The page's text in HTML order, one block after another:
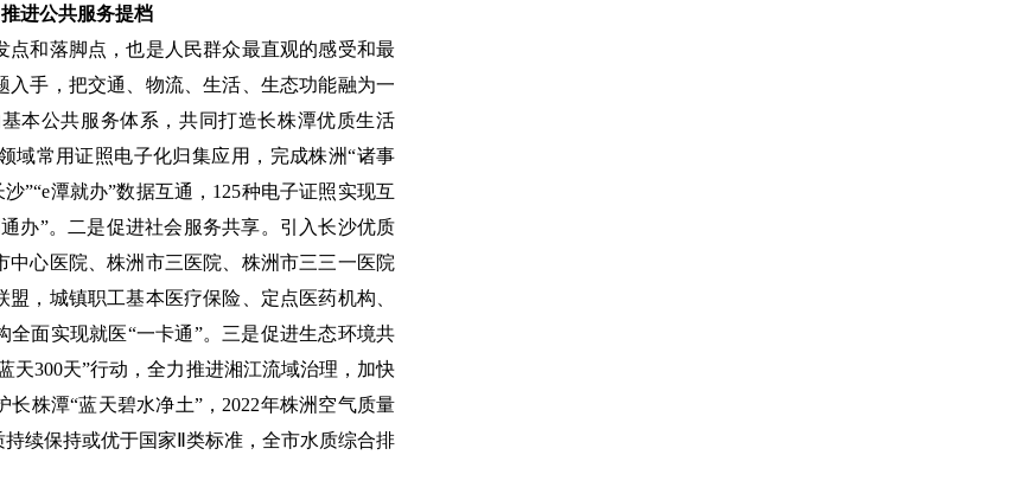
进公共服务提档
和落脚点，也是人民群众最直观的感受和最
手，把交通、物流、生活、生态功能融为一
本公共服务体系，共同打造长株潭优质生活
域常用证照电子化归集应用，完成株洲“诸事
”“e潭就办”数据互通，125种电子证照实现互
办”。二是促进社会服务共享。引入长沙优质
心医院、株洲市三医院、株洲市三三一医院
，城镇职工基本医疗保险、定点医药机构、
面实现就医“一卡通”。三是促进生态环境共
天300天”行动，全力推进湘江流域治理，加快
株潭“蓝天碧水净土”，2022年株洲空气质量
续保持或优于国家Ⅱ类标准，全市水质综合排